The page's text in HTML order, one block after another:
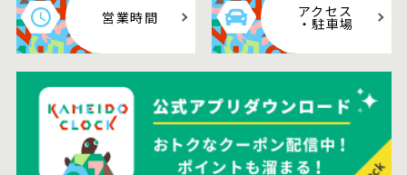
営業時間 アクセス
・駐車場